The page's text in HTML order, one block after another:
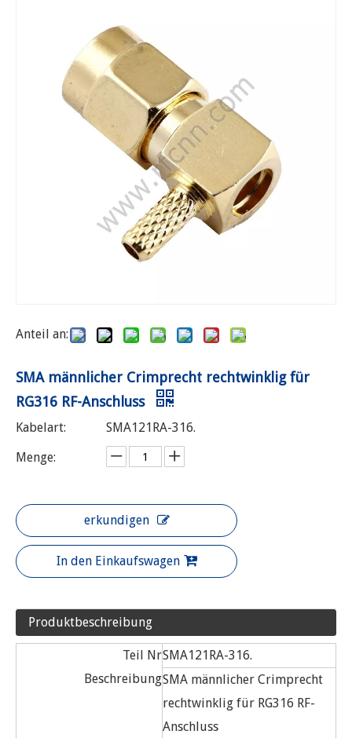
Anteil an:
SMA männlicher Crimprecht rechtwinklig für
RG316 RF-Anschluss
Kabelart:
SMA121RA-316.
Menge:
erkundigen
In den Einkaufswagen
Produktbeschreibung
Teil NrSMA121RA-316.
BeschreibungSMA männlicher Crimprecht
rechtwinklig für RG316 RF-
Anschluss